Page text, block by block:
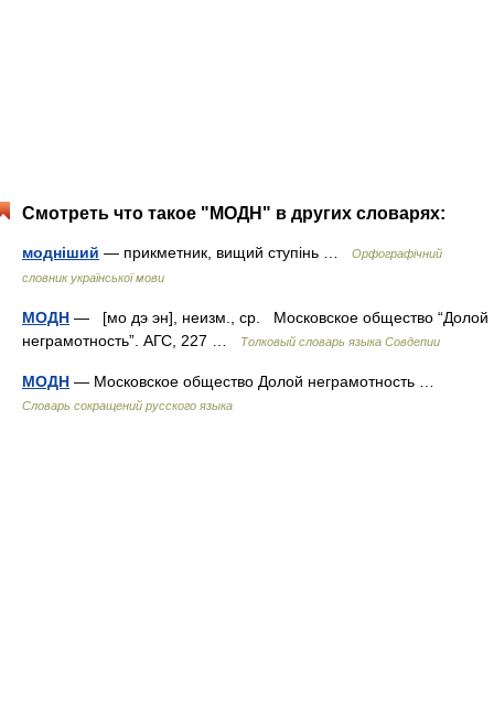
Смотреть что такое "МОДН" в других словарях:
модніший — прикметник, вищий ступінь …
Орфографічний
словник української мови
МОДН — [мо дэ эн], неизм., ср. Московское общество “Долой
неграмотность”. АГС, 227 …
Толковый словарь языка Совдепии
МОДН — Московское общество Долой неграмотность …
Словарь сокращений русского языка